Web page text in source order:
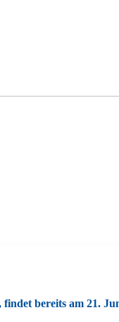
bereits am 21.